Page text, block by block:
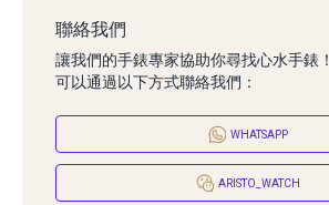
聯絡我們
讓我們的手錶專家協助你尋找心水手錶！
可以通過以下方式聯絡我們：
WHATSAPP
ARISTO_WATCH